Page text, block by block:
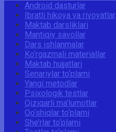
Android dasturlar
Ibratli hikoya va rivoyatlar
Maktab darsliklari
Mantiqiy savollar
Dars ishlanmalar
Ko‘rgazmali materiallar
Maktab hujjatlari
Senariylar to‘plami
Yangi metodlar
Psixologik testlar
Qiziqarli ma’lumotlar
Qo‘shiqlar to‘plami
She’rlar to‘plami